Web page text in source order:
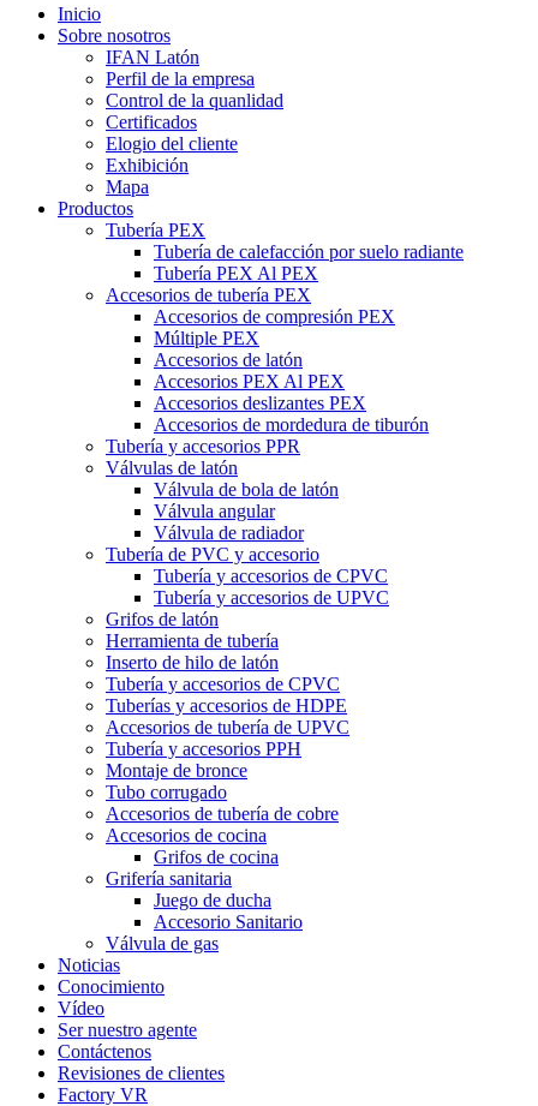
Inicio
Sobre nosotros
IFAN Latón
Perfil de la empresa
Control de la quanlidad
Certificados
Elogio del cliente
Exhibición
Mapa
Productos
Tubería PEX
Tubería de calefacción por suelo radiante
Tubería PEX Al PEX
Accesorios de tubería PEX
Accesorios de compresión PEX
Múltiple PEX
Accesorios de latón
Accesorios PEX Al PEX
Accesorios deslizantes PEX
Accesorios de mordedura de tiburón
Tubería y accesorios PPR
Válvulas de latón
Válvula de bola de latón
Válvula angular
Válvula de radiador
Tubería de PVC y accesorio
Tubería y accesorios de CPVC
Tubería y accesorios de UPVC
Grifos de latón
Herramienta de tubería
Inserto de hilo de latón
Tubería y accesorios de CPVC
Tuberías y accesorios de HDPE
Accesorios de tubería de UPVC
Tubería y accesorios PPH
Montaje de bronce
Tubo corrugado
Accesorios de tubería de cobre
Accesorios de cocina
Grifos de cocina
Grifería sanitaria
Juego de ducha
Accesorio Sanitario
Válvula de gas
Noticias
Conocimiento
Vídeo
Ser nuestro agente
Contáctenos
Revisiones de clientes
Factory VR